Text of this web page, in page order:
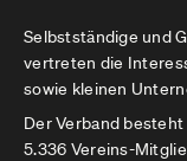
Selbstständige und
vertreten die
sowie kleinen
Der Verband besteht
5.336 Vereins-